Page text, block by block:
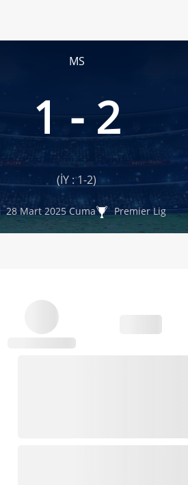
MS
1 - 2
(İY : 1-2)
28 Mart 2025 Cuma Premier Lig